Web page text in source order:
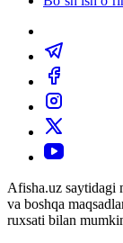
Afisha.uz saytidagi
va boshqa
ruxsati bilan